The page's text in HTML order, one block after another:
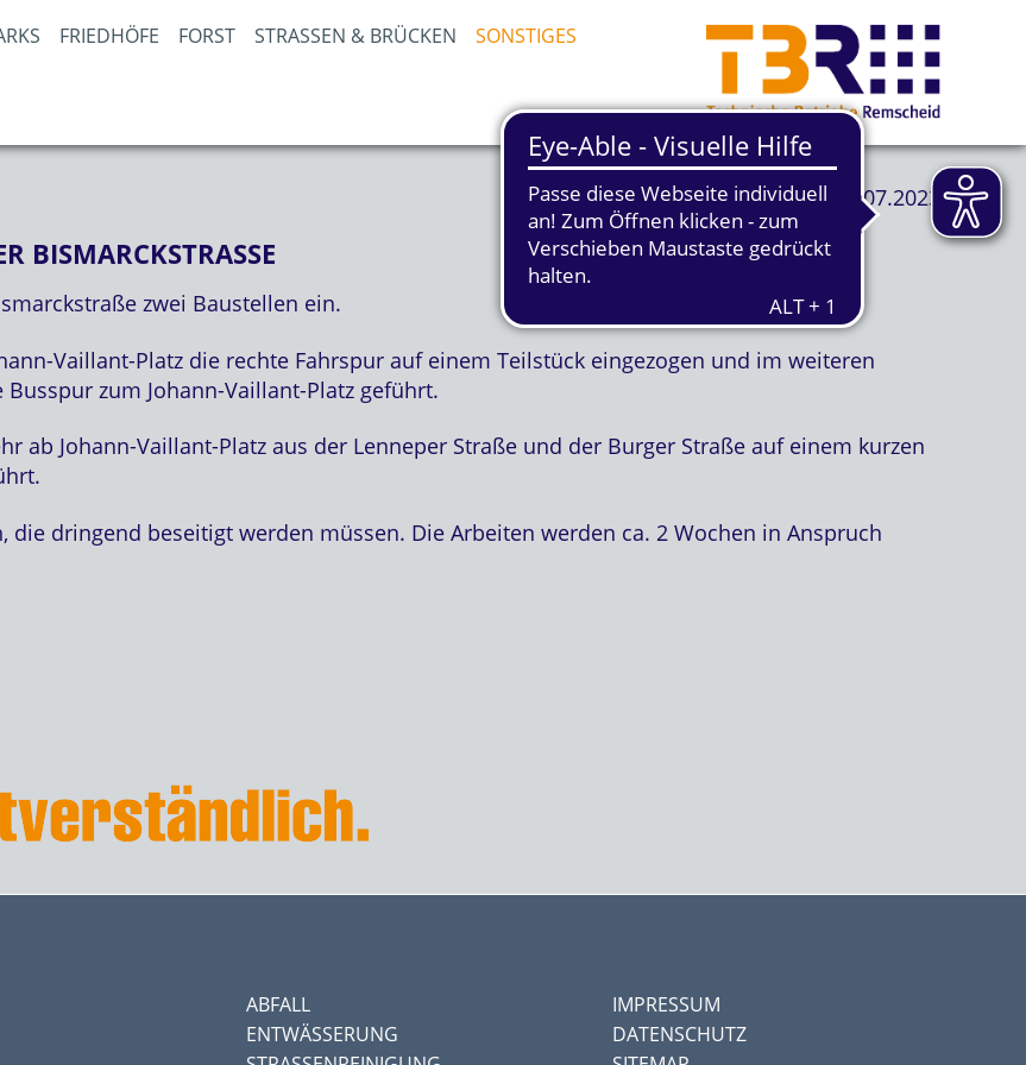
FRIEDHÖFE FORST STRASSEN & BRÜCKEN SONSTIGES
28.07.2023
zwei Baustellen ein.
Vaillant-Platz die rechte Fahrspur auf einem Teilstück eingezogen und im weiteren
zum Johann-Vaillant-Platz geführt.
ab Johann-Vaillant-Platz aus der Lenneper Straße und der Burger Straße auf einem kurzen
die dringend beseitigt werden müssen. Die Arbeiten werden ca. 2 Wochen in Anspruch
ABFALL
ENTWÄSSERUNG
IMPRESSUM
DATENSCHUTZ